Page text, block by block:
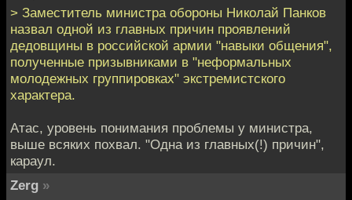
> Заместитель министра обороны Николай Панков
назвал одной из главных причин проявлений
дедовщины в российской армии "навыки общения",
полученные призывниками в "неформальных
молодежных группировках" экстремистского
характера.
Атас, уровень понимания проблемы у министра,
выше всяких похвал. "Одна из главных(!) причин",
караул.
Zerg »